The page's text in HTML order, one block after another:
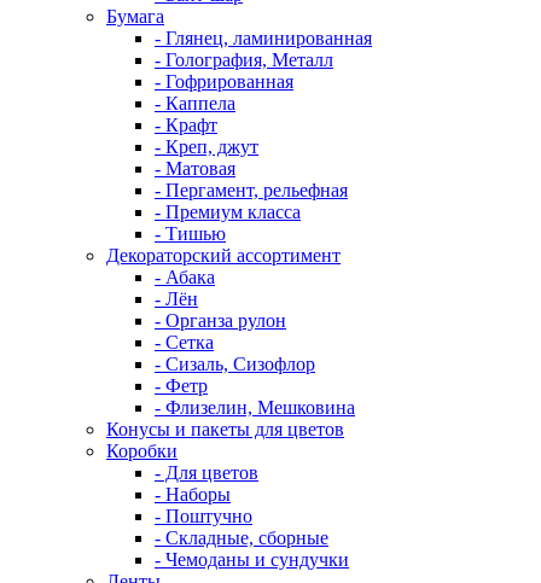
Бумага
- Глянец, ламинированная
- Голография, Металл
- Гофрированная
- Каппела
- Крафт
- Креп, джут
- Матовая
- Пергамент, рельефная
- Премиум класса
- Тишью
Декораторский ассортимент
- Абака
- Лён
- Органза рулон
- Сетка
- Сизаль, Сизофлор
- Фетр
- Флизелин, Мешковина
Конусы и пакеты для цветов
Коробки
- Для цветов
- Наборы
- Поштучно
- Складные, сборные
- Чемоданы и сундучки